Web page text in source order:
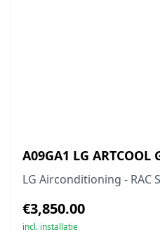
A09GA1 LG
LG Airconditioning - RAC
€3,850.00
incl. installatie